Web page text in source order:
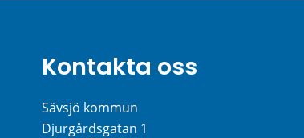
Kontakta oss
Sävsjö kommun
Djurgårdsgatan 1